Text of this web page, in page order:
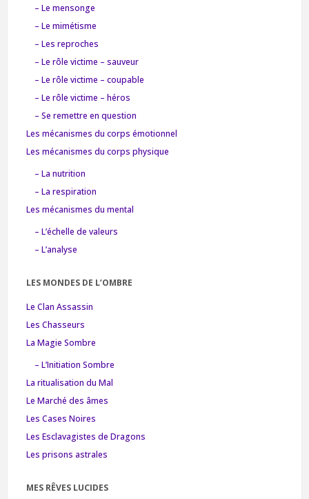
– Le mensonge
– Le mimétisme
– Les reproches
– Le rôle victime – sauveur
– Le rôle victime – coupable
– Le rôle victime – héros
– Se remettre en question
Les mécanismes du corps émotionnel
Les mécanismes du corps physique
– La nutrition
– La respiration
Les mécanismes du mental
– L’échelle de valeurs
– L’analyse
LES MONDES DE L’OMBRE
Le Clan Assassin
Les Chasseurs
La Magie Sombre
– L’Initiation Sombre
La ritualisation du Mal
Le Marché des âmes
Les Cases Noires
Les Esclavagistes de Dragons
Les prisons astrales
MES RÊVES LUCIDES